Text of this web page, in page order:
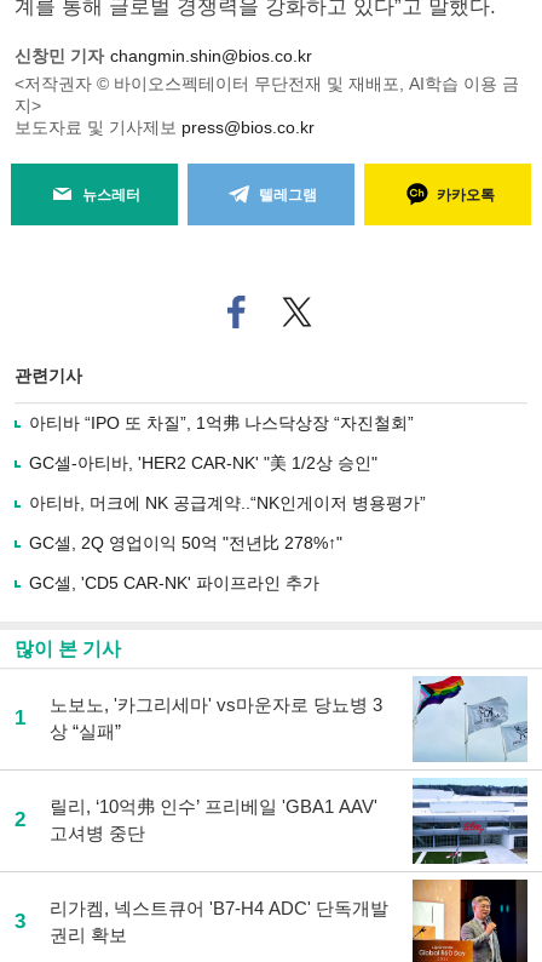
계를 통해 글로벌 경쟁력을 강화하고 있다”고 말했다.
신창민 기자 changmin.shin@bios.co.kr
<저작권자 © 바이오스펙테이터 무단전재 및 재배포, AI학습 이용 금
지>
보도자료 및 기사제보 press@bios.co.kr
뉴스레터 텔레그램 카카오톡
페
이
로
기
사
유
기
트위
터로
관련기사
아티바 “IPO 또 차질”, 1억弗 나스닥상장 “자진철회”
GC셀-아티바, 'HER2 CAR-NK' "美 1/2상 승인"
아티바, 머크에 NK 공급계약..“NK인게이저 병용평가”
GC셀, 2Q 영업이익 50억 "전년比 278%↑"
GC셀, 'CD5 CAR-NK' 파이프라인 추가
많이 본 기사
1
노보노, '카그리세마' vs마운자로 당뇨병 3
상 “실패”
2
릴리, ‘10억弗 인수’ 프리베일 'GBA1 AAV'
고셔병 중단
3
리가켐, 넥스트큐어 'B7-H4 ADC' 단독개발
권리 확보